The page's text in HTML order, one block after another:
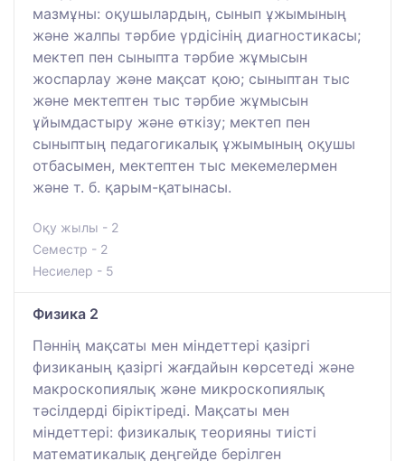
мазмұны: оқушылардың, сынып ұжымының
және жалпы тәрбие үрдісінің диагностикасы;
мектеп пен сыныпта тәрбие жұмысын
жоспарлау және мақсат қою; сыныптан тыс
және мектептен тыс тәрбие жұмысын
ұйымдастыру және өткізу; мектеп пен
сыныптың педагогикалық ұжымының оқушы
отбасымен, мектептен тыс мекемелермен
және т. б. қарым-қатынасы.
Оқу жылы - 2
Семестр - 2
Несиелер - 5
Физика 2
Пәннің мақсаты мен міндеттері қазіргі
физиканың қазіргі жағдайын көрсетеді және
макроскопиялық және микроскопиялық
тәсілдерді біріктіреді. Мақсаты мен
міндеттері: физикалық теорияны тиісті
математикалық деңгейде берілген